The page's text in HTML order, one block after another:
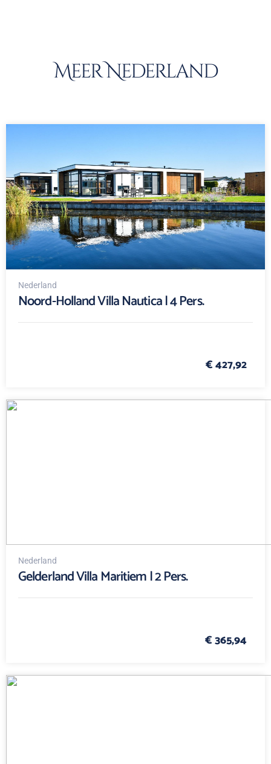
Meer Nederland
Nederland
Noord-Holland Villa Nautica | 4 Pers.
€ 427,92
Nederland
Gelderland Villa Maritiem | 2 Pers.
€ 365,94